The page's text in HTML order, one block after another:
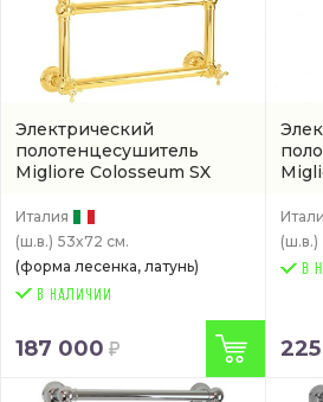
Электрический
полотенцесушитель
Migliore Colosseum SX
Италия
(ш.в.) 53x72 см.
(форма лесенка, латунь)
187 000
(ш.в.)
В